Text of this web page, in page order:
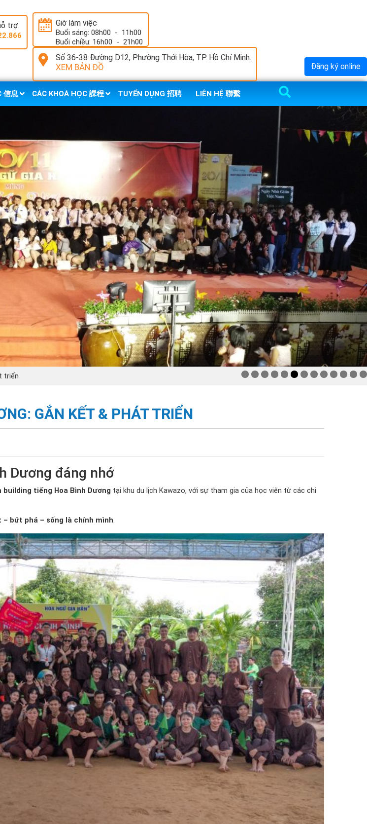
trợ Giờ làm việc
Buổi sáng: 08h00 - 11h00
Buổi chiều: 16h00 - 21h00
Số 36-38 Đường D12, Phường Thới Hòa, TP. Hồ Chí Minh.
XEM BẢN ĐỒ
信息 CÁC KHOÁ HỌC 課程 TUYỂN DỤNG 招聘 LIÊN HỆ 聯繫
triển
GẮN KẾT & PHÁT TRIỂN
Dương đáng nhớ
building tiếng Hoa Bình Dương tại khu du lịch Kawazo, với sự tham gia của học viên từ các chi
– bứt phá – sống là chính mình.
Đăng ký online